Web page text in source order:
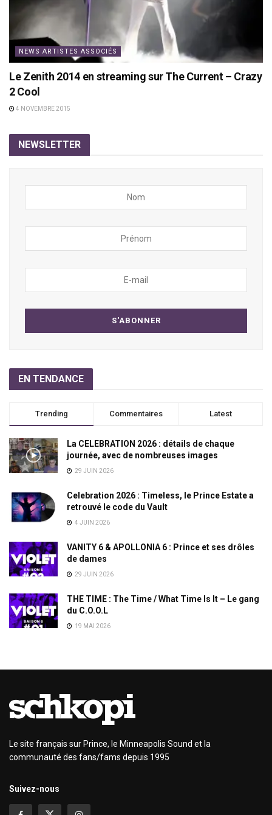
NEWS ARTISTES ASSOCIÉS
Le Zenith 2014 en streaming sur The Current – Crazy
2 Cool
4 NOVEMBRE 2015
NEWSLETTER
EN TENDANCE
Trending Commentaires Latest
La CELEBRATION 2026 : détails de chaque
journée, avec de nombreuses images
29 JUIN 2026
Celebration 2026 : Timeless, le Prince Estate a
retrouvé le code du Vault
4 JUIN 2026
VANITY 6 & APOLLONIA 6 : Prince et ses drôles
de dames
29 JUIN 2026
THE TIME : The Time / What Time Is It – Le gang
du C.O.O.L
19 MAI 2026
Le site français sur Prince, le Minneapolis Sound et la
communauté des fans/fams depuis 1995
Suivez-nous